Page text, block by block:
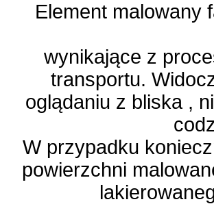
Element malowany
wynikające z
transportu.
oglądaniu z bliska ,
W przypadku
powierzchni